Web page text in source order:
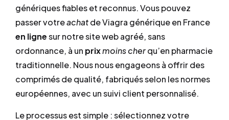
génériques fiables et reconnus. Vous pouvez
passer votreachatde Viagra générique en France
en lignesur notre site web agréé, sans
ordonnance, à un prixmoins cherqu’en pharmacie
traditionnelle. Nous nous engageons à offrir des
comprimés de qualité, fabriqués selon les normes
européennes, avec un suivi client personnalisé.
Le processus est simple : sélectionnez votre